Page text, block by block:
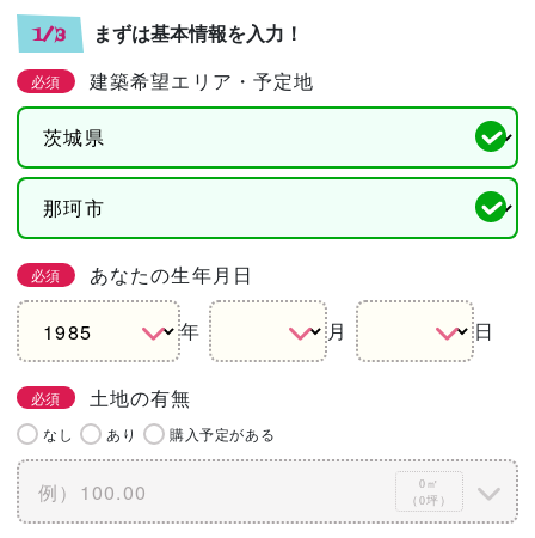
1/3 まずは基本情報を入力！
必須 建築希望エリア・予定地
必須 あなたの生年月日
年 月 日
必須 土地の有無
なし あり 購入予定がある
0㎡
（0坪）